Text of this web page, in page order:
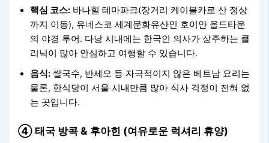
핵심 코스: 바나힐 테마파크(장거리 케이블카로 산 정상
까지 이동), 유네스코 세계문화유산인 호이안 올드타운
의 야경 투어. 다낭 시내에는 한국인 의사가 상주하는 클
리닉이 많아 안심하고 여행할 수 있습니다.
음식: 쌀국수, 반세오 등 자극적이지 않은 베트남 요리는
물론, 한식당이 서울 시내만큼 많아 식사 걱정이 전혀 없
는 곳입니다.
④ 태국 방콕 & 후아힌 (여유로운 럭셔리 휴양)